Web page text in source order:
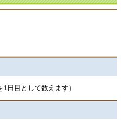
日目として数えます）